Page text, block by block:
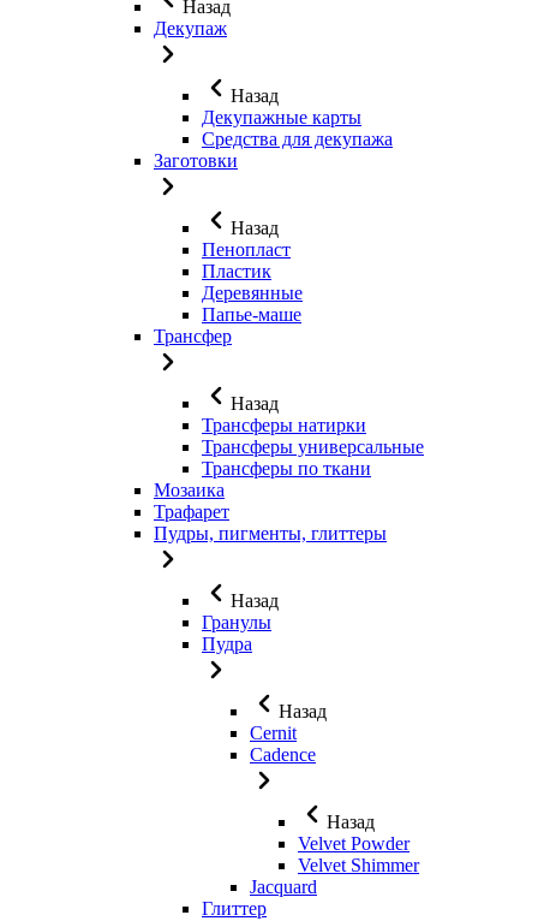
Назад
Декупаж
Назад
Декупажные карты
Средства для декупажа
Заготовки
Назад
Пенопласт
Пластик
Деревянные
Папье-маше
Трансфер
Назад
Трансферы натирки
Трансферы универсальные
Трансферы по ткани
Мозаика
Трафарет
Пудры, пигменты, глиттеры
Назад
Гранулы
Пудра
Назад
Cernit
Cadence
Назад
Velvet Powder
Velvet Shimmer
Jaсquard
Глиттер